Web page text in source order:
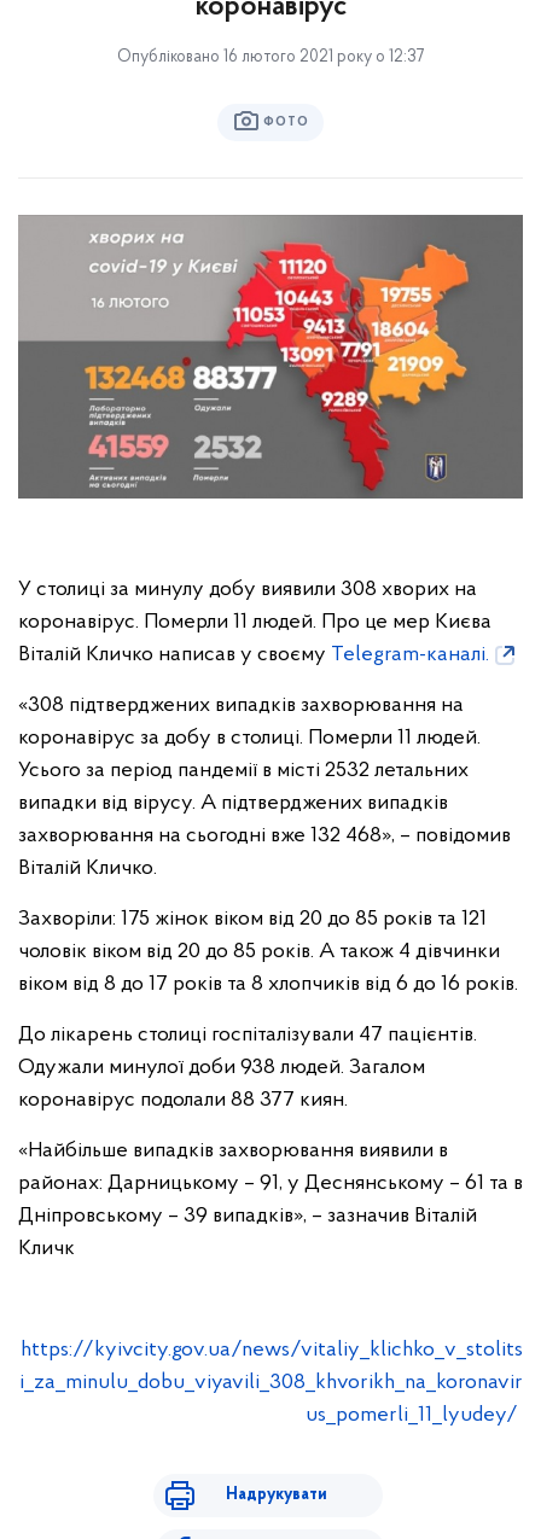
коронавірус
Опубліковано 16 лютого 2021 року о 12:37
ФОТО
У столиці за минулу добу виявили 308 хворих на
коронавірус. Померли 11 людей. Про це мер Києва
Віталій Кличко написав у своєму Telegram-каналі.
«308 підтверджених випадків захворювання на
коронавірус за добу в столиці. Померли 11 людей.
Усього за період пандемії в місті 2532 летальних
випадки від вірусу. А підтверджених випадків
захворювання на сьогодні вже 132 468», – повідомив
Віталій Кличко.
Захворіли: 175 жінок віком від 20 до 85 років та 121
чоловік віком від 20 до 85 рокiв. А також 4 дівчинки
віком від 8 до 17 років та 8 хлопчиків від 6 до 16 років.
До лікарень столиці госпіталізували 47 пацієнтів.
Одужали минулої доби 938 людей. Загалом
коронавірус подолали 88 377 киян.
«Найбільше випадків захворювання виявили в
районах: Дарницькому – 91, у Деснянському – 61 та в
Дніпровському – 39 випадків», – зазначив Віталій
Кличк
https://kyivcity.gov.ua/news/vitaliy_klichko_v_stolits
i_za_minulu_dobu_viyavili_308_khvorikh_na_koronavir
us_pomerli_11_lyudey/
Надрукувати